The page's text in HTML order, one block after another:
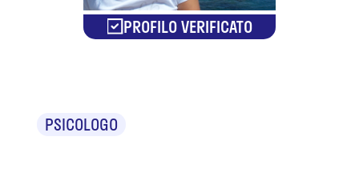
PROFILO VERIFICATO
PSICOLOGO